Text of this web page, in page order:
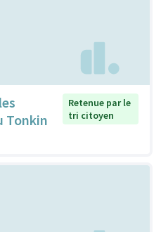
Tonkin
Retenue par le
tri citoyen